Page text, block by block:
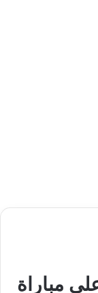
مباراة